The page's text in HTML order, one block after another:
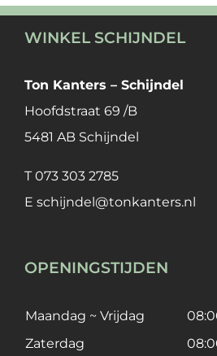
WINKEL SCHIJNDEL
Ton Kanters – Schijndel
Hoofdstraat 69 /B
5481 AB Schijndel
T 073 303 2785
E schijndel@tonkanters.nl
OPENINGSTIJDEN
Maandag ~ Vrijdag
Zaterdag